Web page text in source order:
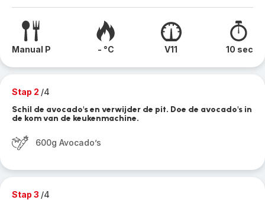
Manual P - °C V11 10 sec
Stap 2 /4
Schil de avocado's en verwijder de pit. Doe de avocado's in
de kom van de keukenmachine.
600g Avocado’s
Stap 3 /4